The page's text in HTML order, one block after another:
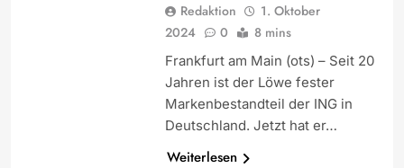
Redaktion
1. Oktober
2024
0 8 mins
Frankfurt am Main (ots) – Seit 20
Jahren ist der Löwe fester
Markenbestandteil der ING in
Deutschland. Jetzt hat er…
Weiterlesen